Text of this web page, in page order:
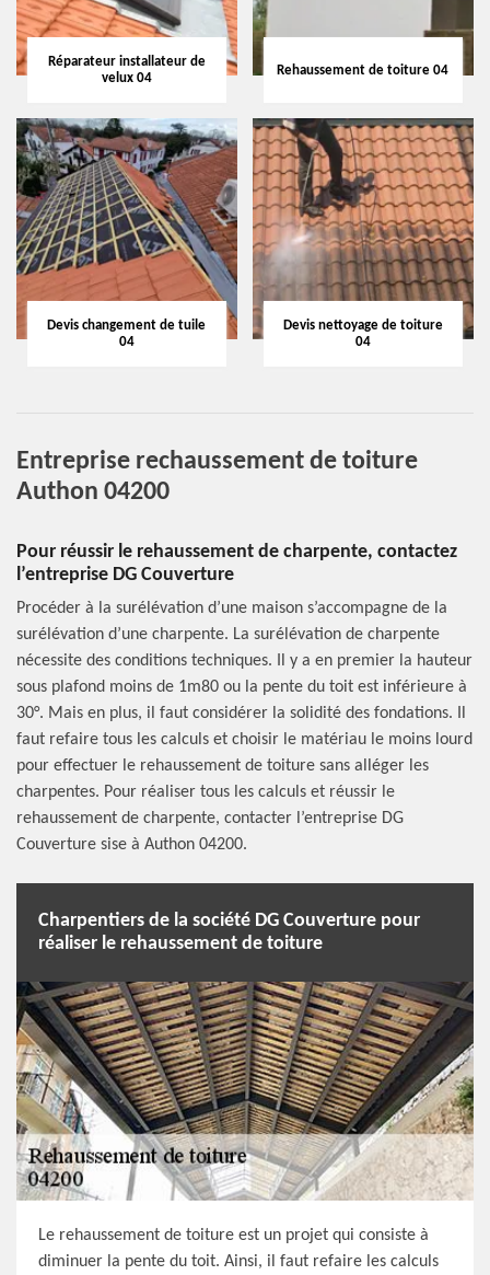
Réparateur installateur de
velux 04
Rehaussement de toiture 04
Devis changement de tuile
04
Devis nettoyage de toiture
04
Entreprise rechaussement de toiture
Authon 04200
Pour réussir le rehaussement de charpente, contactez
l’entreprise DG Couverture
Procéder à la surélévation d’une maison s’accompagne de la
surélévation d’une charpente. La surélévation de charpente
nécessite des conditions techniques. Il y a en premier la hauteur
sous plafond moins de 1m80 ou la pente du toit est inférieure à
30°. Mais en plus, il faut considérer la solidité des fondations. Il
faut refaire tous les calculs et choisir le matériau le moins lourd
pour effectuer le rehaussement de toiture sans alléger les
charpentes. Pour réaliser tous les calculs et réussir le
rehaussement de charpente, contacter l’entreprise DG
Couverture sise à Authon 04200.
Charpentiers de la société DG Couverture pour
réaliser le rehaussement de toiture
Le rehaussement de toiture est un projet qui consiste à
diminuer la pente du toit. Ainsi, il faut refaire les calculs